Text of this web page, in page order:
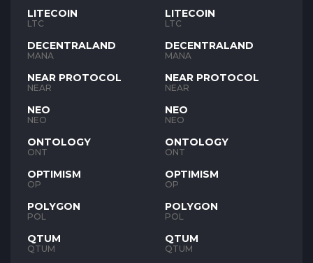
LITECOIN
LTC
DECENTRALAND
MANA
NEAR PROTOCOL
NEAR
NEO
NEO
ONTOLOGY
ONT
OPTIMISM
OP
POLYGON
POL
QTUM
QTUM
LITECOIN
LTC
DECENTRALAND
MANA
NEAR PROTOCOL
NEAR
NEO
NEO
ONTOLOGY
ONT
OPTIMISM
OP
POLYGON
POL
QTUM
QTUM